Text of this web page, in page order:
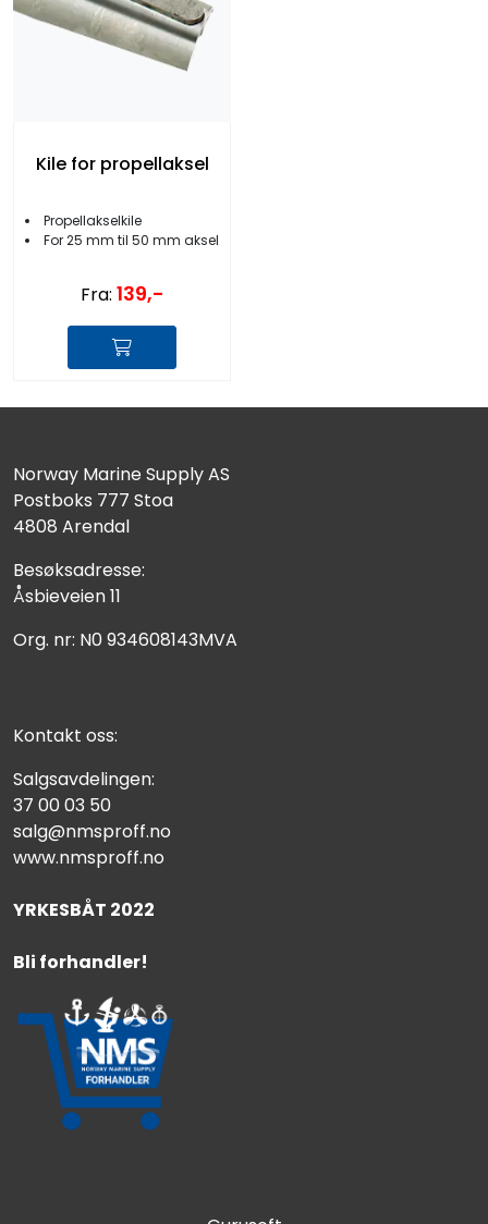
Kile for propellaksel
Propellakselkile
For 25 mm til 50 mm aksel
Fra: 139,-
Norway Marine Supply AS
Postboks 777 Stoa
4808 Arendal
Besøksadresse:
Åsbieveien 11
Org. nr: N0 934608143MVA
Kontakt oss:
Salgsavdelingen:
37 00 03 50
salg@nmsproff.no
www.nmsproff.no
YRKESBÅT 2022
Bli forhandler!